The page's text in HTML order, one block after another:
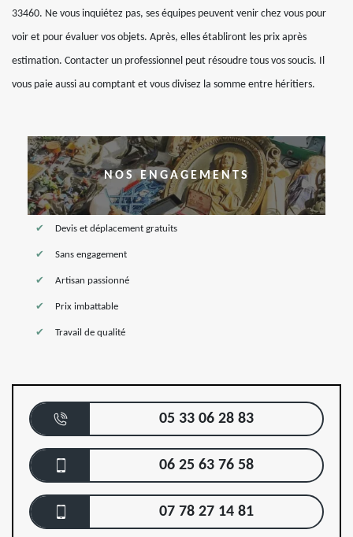
33460. Ne vous inquiétez pas, ses équipes peuvent venir chez vous pour
voir et pour évaluer vos objets. Après, elles établiront les prix après
estimation. Contacter un professionnel peut résoudre tous vos soucis. Il
vous paie aussi au comptant et vous divisez la somme entre héritiers.
NOS ENGAGEMENTS
Devis et déplacement gratuits
Sans engagement
Artisan passionné
Prix imbattable
Travail de qualité
05 33 06 28 83
06 25 63 76 58
07 78 27 14 81